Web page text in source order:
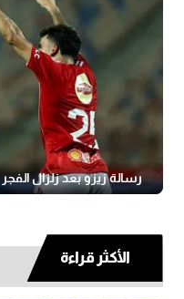
رسالة زيزو بعد زلزال الفجر
الأكثر قراءة